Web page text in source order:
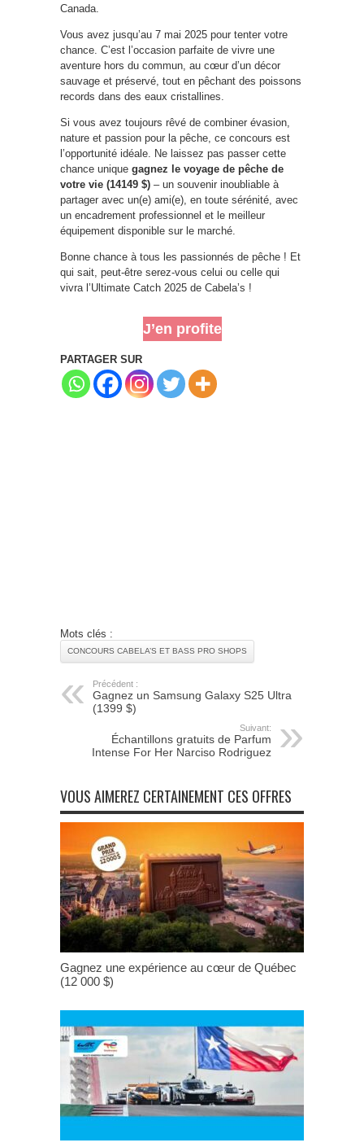
Canada.
Vous avez jusqu’au 7 mai 2025 pour tenter votre
chance. C’est l’occasion parfaite de vivre une
aventure hors du commun, au cœur d’un décor
sauvage et préservé, tout en pêchant des poissons
records dans des eaux cristallines.
Si vous avez toujours rêvé de combiner évasion,
nature et passion pour la pêche, ce concours est
l’opportunité idéale. Ne laissez pas passer cette
chance unique gagnez le voyage de pêche de
votre vie (14149 $) – un souvenir inoubliable à
partager avec un(e) ami(e), en toute sérénité, avec
un encadrement professionnel et le meilleur
équipement disponible sur le marché.
Bonne chance à tous les passionnés de pêche ! Et
qui sait, peut-être serez-vous celui ou celle qui
vivra l’Ultimate Catch 2025 de Cabela’s !
J’en profite
PARTAGER SUR
Mots clés :
CONCOURS CABELA’S ET BASS PRO SHOPS
Précédent :
Gagnez un Samsung Galaxy S25 Ultra
(1399 $)
Suivant:
Échantillons gratuits de Parfum
Intense For Her Narciso Rodriguez
VOUS AIMEREZ CERTAINEMENT CES OFFRES
Gagnez une expérience au cœur de Québec
(12 000 $)